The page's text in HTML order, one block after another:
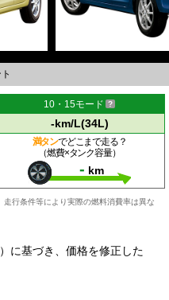
10・15モード
-km/L(34L)
満タンでどこまで走る？
（燃費×タンク容量）
- km
行条件等により実際の燃料消費率は異な
に基づき、価格を修正した